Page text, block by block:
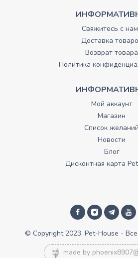
Свяжитесь с
Доставка
Возврат товара
Политика
Мой аккаунт
Магазин
Список желаний
Новости
Блог
Дисконтная карта
© Copyright 2023, Pet-House -
made by